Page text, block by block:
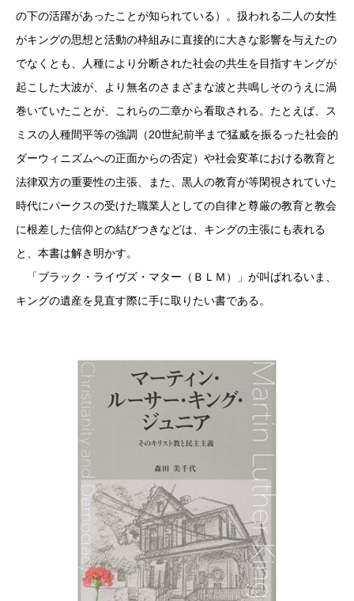
の下の活躍があったことが知られている）。扱われる二人の女性
がキングの思想と活動の枠組みに直接的に大きな影響を与えたの
でなくとも、人種により分断された社会の共生を目指すキングが
起こした大波が、より無名のさまざまな波と共鳴しそのうえに渦
巻いていたことが、これらの二章から看取される。たとえば、ス
ミスの人種間平等の強調（20世紀前半まで猛威を振るった社会的
ダーウィニズムへの正面からの否定）や社会変革における教育と
法律双方の重要性の主張、また、黒人の教育が等閑視されていた
時代にパークスの受けた職業人としての自律と尊厳の教育と教会
に根差した信仰との結びつきなどは、キングの主張にも表れる
と、本書は解き明かす。
「ブラック・ライヴズ・マター（ＢＬＭ）」が叫ばれるいま、
キングの遺産を見直す際に手に取りたい書である。